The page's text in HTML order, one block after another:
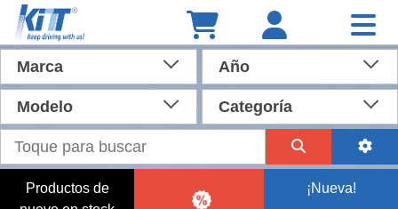
Marca Año
Modelo Categoría
Productos de
¡Nueva!